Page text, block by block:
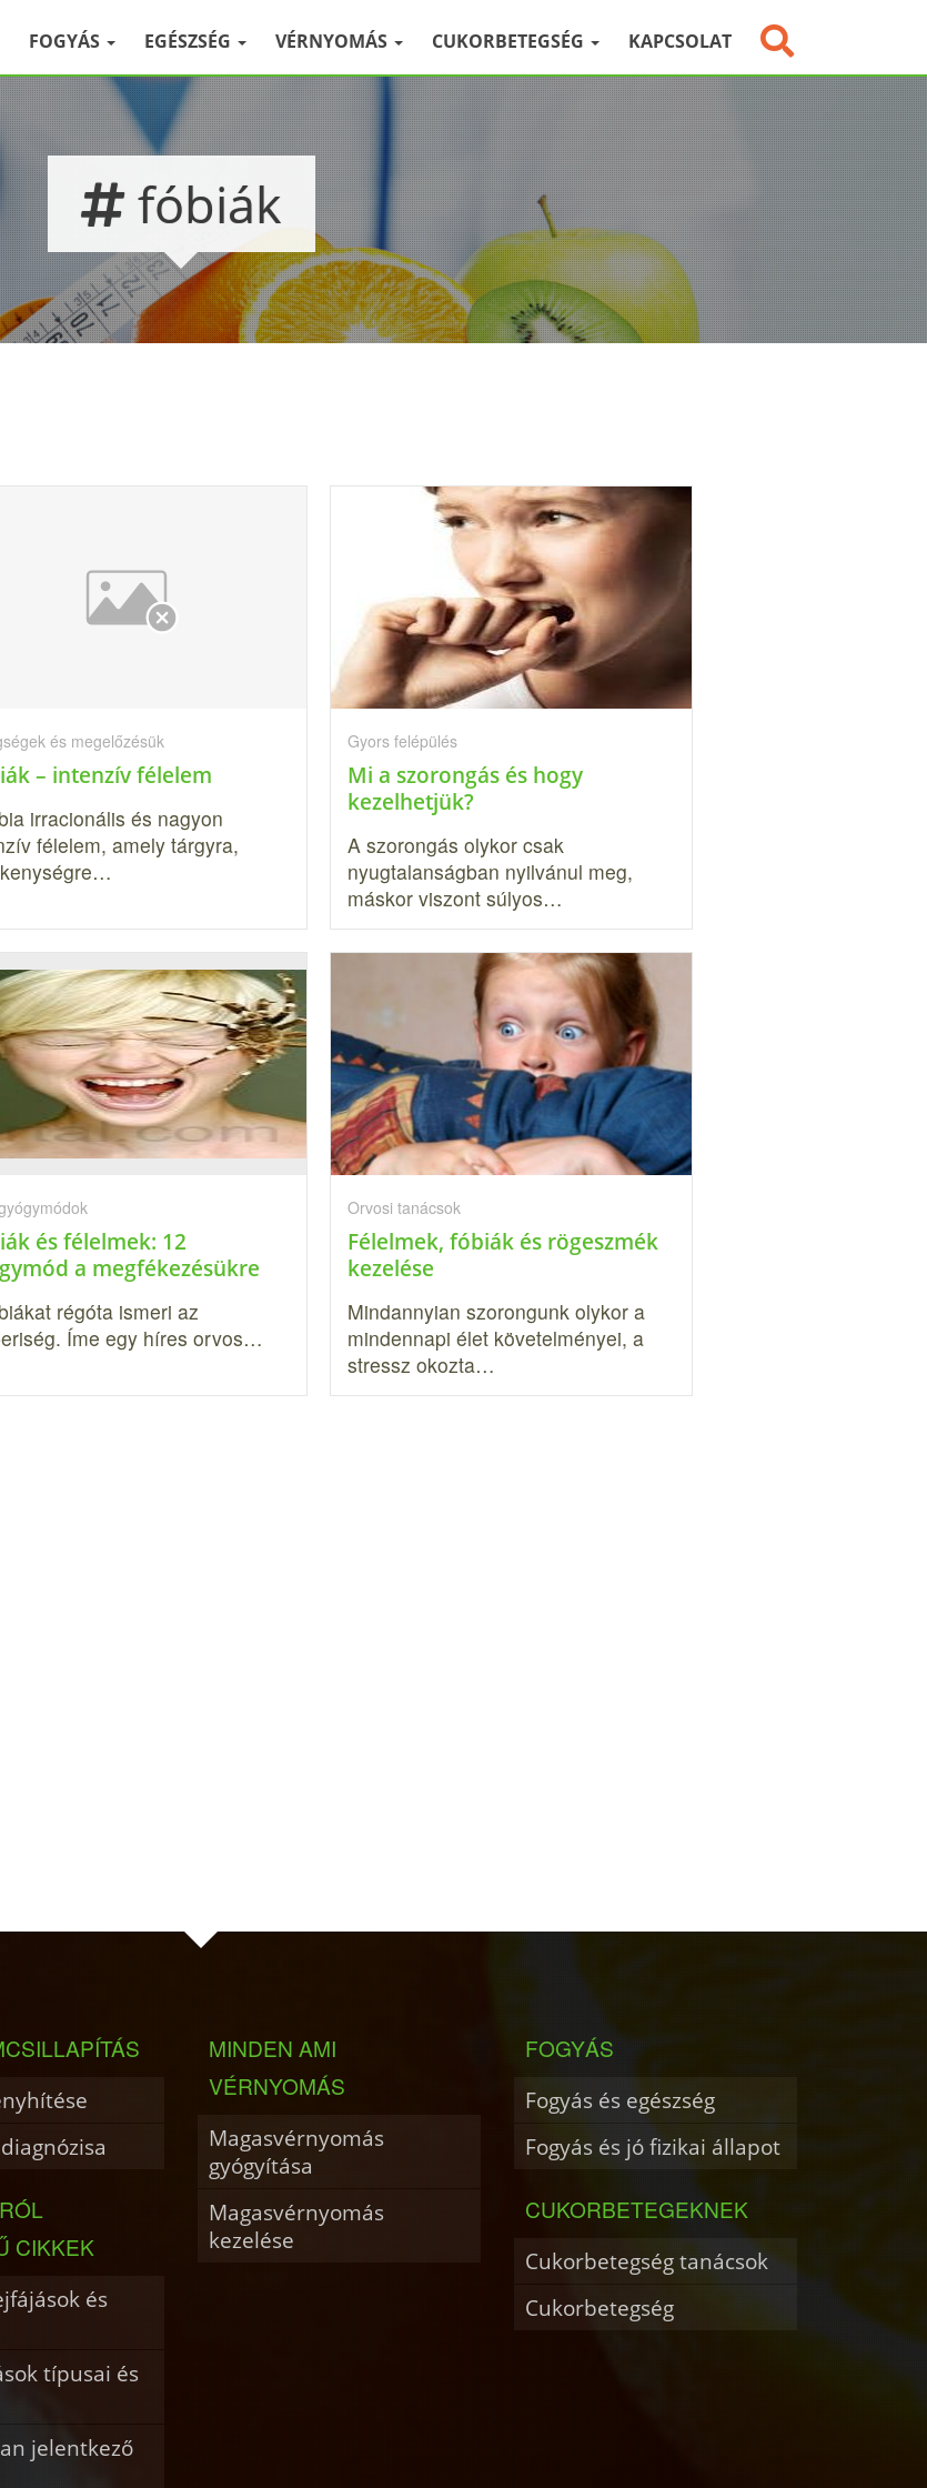
FOGYÁS EGÉSZSÉG VÉRNYOMÁS CUKORBETEGSÉG KAPCSOLAT
fóbiák
és megelőzésük
– intenzív félelem
irracionális és nagyon
félelem, amely tárgyra,
Gyors felépülés
Mi a szorongás és hogy
kezelhetjük?
A szorongás olykor csak
nyugtalanságban nyilvánul meg,
máskor viszont súlyos…
és félelmek: 12
a megfékezésükre
régóta ismeri az
Íme egy híres orvos…
Orvosi tanácsok
Félelmek, fóbiák és rögeszmék
kezelése
Mindannyian szorongunk olykor a
mindennapi élet követelményei, a
stressz okozta…
CIKKEK
és
típusai és
jelentkező
MINDEN AMI
VÉRNYOMÁS
Magasvérnyomás
gyógyítása
Magasvérnyomás
kezelése
FOGYÁS
Fogyás és egészség
Fogyás és jó fizikai állapot
CUKORBETEGEKNEK
Cukorbetegség tanácsok
Cukorbetegség